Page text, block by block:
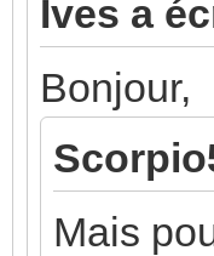
Ives a
Bonjour,
Mais